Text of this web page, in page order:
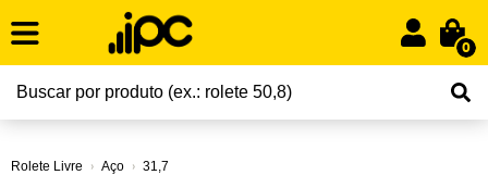
0
Rolete Livre Aço 31,7